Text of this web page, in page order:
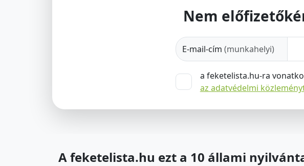
Nem
E-mail-cím (munkahelyi)
a feketelista.hu-ra
az adatvédelmi
A feketelista.hu ezt a 10 állami